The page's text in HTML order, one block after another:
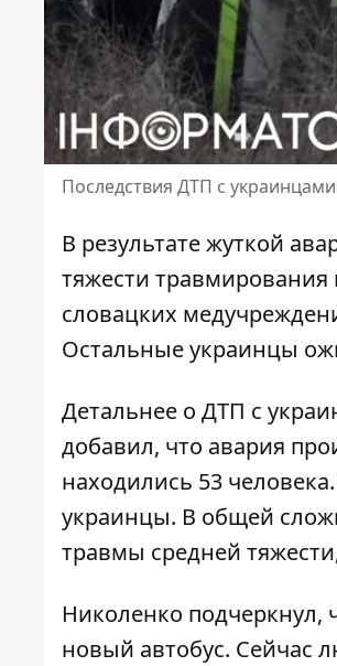
Последствия ДТП с
В результате жуткой
тяжести
словацких
Остальные украинцы
Детальнее о ДТП с
добавил, что авария
находились 53
украинцы. В общей
травмы средней
Николенко подчеркнул,
новый автобус. Сейчас